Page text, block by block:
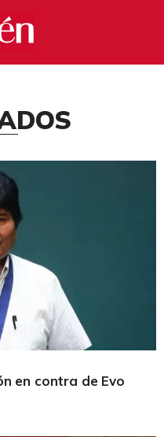
en contra de Evo